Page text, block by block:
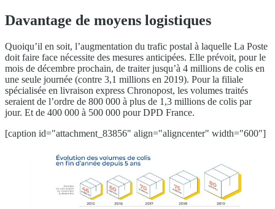
Davantage de moyens logistiques
Quoiqu’il en soit, l’augmentation du trafic postal à laquelle La Poste
doit faire face nécessite des mesures anticipées. Elle prévoit, pour le
mois de décembre prochain, de traiter jusqu’à 4 millions de colis en
une seule journée (contre 3,1 millions en 2019). Pour la filiale
spécialisée en livraison express Chronopost, les volumes traités
seraient de l’ordre de 800 000 à plus de 1,3 millions de colis par
jour. Et de 400 000 à 500 000 pour DPD France.
[caption id="attachment_83856" align="aligncenter" width="600"]